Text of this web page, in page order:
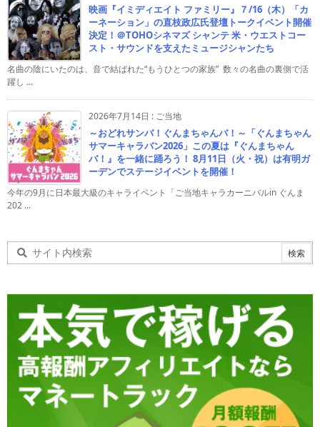
映画『イミディエイト ファミリー』７/16（木）「カ
ーネーション」の直枝政広氏登壇トークイベント開催
決定！＠TOHOシネマズ シャンテ 米・ウエストコー
スト・サウンドを支えたミュージシャンたち
名曲の陰にいたのは、音で結ばれた“もうひとつの家族” 数々の名曲の裏側で活
躍し ...
2026年7月14日 : ご当地
～おどれサンバ！ぐんまちゃんバ！～「ぐんまちゃん
サマーキャラバン2026」この夏は『ぐんまちゃん
バ！』を一緒に踊ろう！ 8月11日（火・祝）は有明ガ
ーデンでステージイベントを開催！
今年の9月に日本最大級のキャライベント「ご当地キャラカーニバルin ぐんま
202 ...